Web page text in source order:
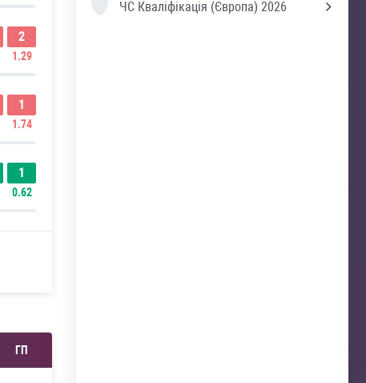
2
1.29
1
1.74
1
0.62
ГП
ЧС Кваліфікація (Європа) 2026